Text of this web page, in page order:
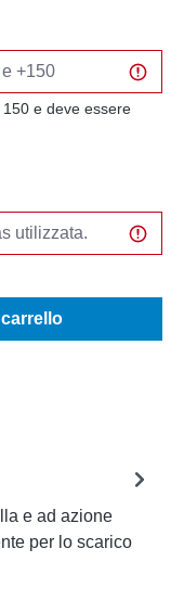
e deve essere
la quantità
carrello
e ad azione
per lo scarico